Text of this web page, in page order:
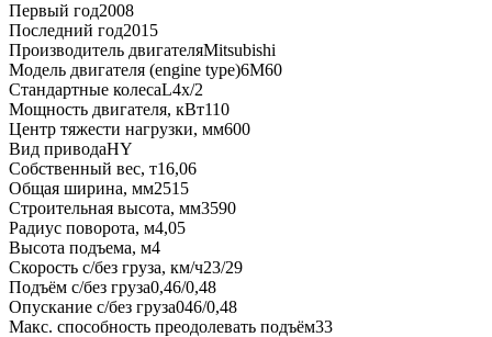
Первый год2008
Последний год2015
Производитель двигателяMitsubishi
Модель двигателя (engine type)6M60
Стандартные колесаL4x/2
Мощность двигателя, кВт110
Центр тяжести нагрузки, мм600
Вид приводаHY
Собственный вес, т16,06
Общая ширина, мм2515
Строительная высота, мм3590
Радиус поворота, м4,05
Высота подъема, м4
Скорость с/без груза, км/ч23/29
Подъём с/без груза0,46/0,48
Опускание с/без груза046/0,48
Макс. способность преодолевать подъём33